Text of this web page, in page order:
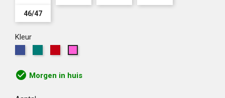
46/47
Kleur
check_circle Morgen in huis